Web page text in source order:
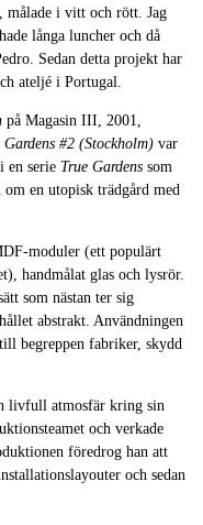
målade i vitt och rött. Jag
långa luncher och då
Sedan detta projekt har
ateljé i Portugal.
på Magasin III, 2001,
Gardens #2 (Stockholm) var
en serie True Gardens som
en utopisk trädgård med
moduler (ett populärt
handmålat glas och lysrör.
som nästan ter sig
abstrakt. Användningen
begreppen fabriker, skydd
livfull atmosfär kring sin
och verkade
föredrog han att
och sedan